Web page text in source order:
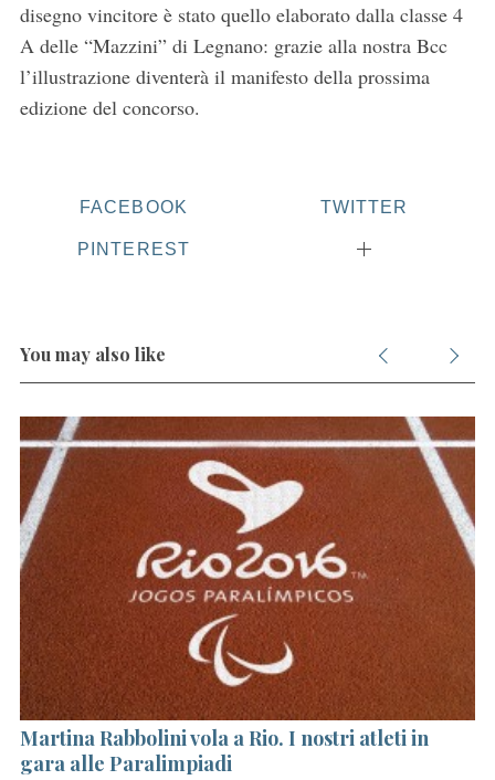
disegno vincitore è stato quello elaborato dalla classe 4
A delle “Mazzini” di Legnano: grazie alla nostra Bcc
l’illustrazione diventerà il manifesto della prossima
edizione del concorso.
FACEBOOK TWITTER
PINTEREST
You may also like
Martina Rabbolini vola a Rio. I nostri atleti in
gara alle Paralimpiadi
S
e
a
r
c
h